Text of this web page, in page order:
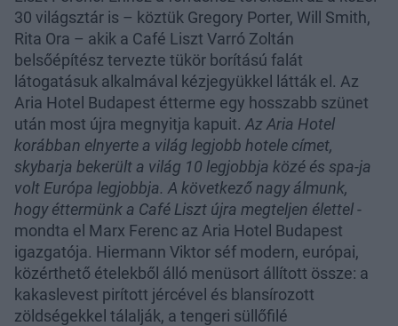
30 világsztár is – köztük Gregory Porter, Will Smith,
Rita Ora – akik a Café Liszt Varró Zoltán
belsőépítész tervezte tükör borítású falát
látogatásuk alkalmával kézjegyükkel látták el. Az
Aria Hotel Budapest étterme egy hosszabb szünet
után most újra megnyitja kapuit. Az Aria Hotel
korábban elnyerte a világ legjobb hotele címet,
skybarja bekerült a világ 10 legjobbja közé és spa-ja
volt Európa legjobbja. A következő nagy álmunk,
hogy éttermünk a Café Liszt újra megteljen élettel-
mondta el Marx Ferenc az Aria Hotel Budapest
igazgatója. Hiermann Viktor séf modern, európai,
közérthető ételekből álló menüsort állított össze: a
kakaslevest pirított jércével és blansírozott
zöldségekkel tálalják, a tengeri süllőfilé